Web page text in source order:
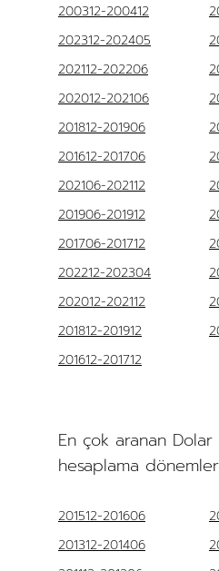
200312-200412
202312-202405
202112-202206
202012-202106
201812-201906
201612-201706
202106-202112
201906-201912
201706-201712
202212-202304
202012-202112
201812-201912
201612-201712
En çok aranan Dolar
hesaplama
201512-201606
201312-201406